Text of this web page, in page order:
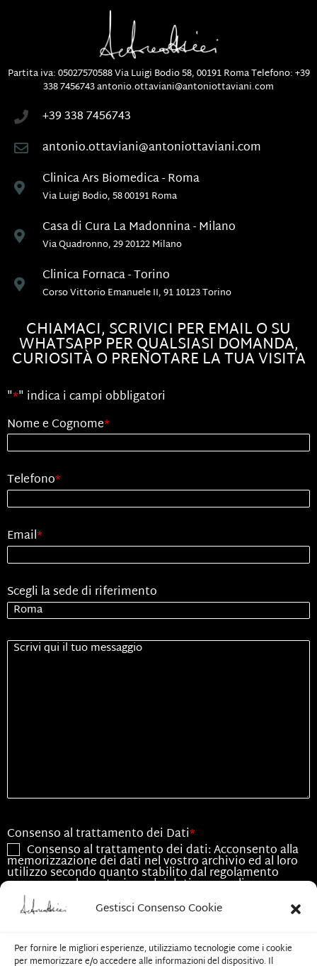
Gestisci Consenso Cookie
Per fornire le migliori esperienze, utilizziamo tecnologie come i cookie
per memorizzare e/o accedere alle informazioni del dispositivo. Il
Partita iva: 05027570588Via Luigi Bodio 58, 00191 RomaTelefono:+39
338 7456743antonio.ottaviani@antoniottaviani.com
+39 338 7456743
antonio.ottaviani@antoniottaviani.com
Clinica Ars Biomedica - Roma
Via Luigi Bodio, 58 00191 Roma
Casa di Cura La Madonnina - Milano
Via Quadronno, 29 20122 Milano
Clinica Fornaca - Torino
Corso Vittorio Emanuele II, 91 10123 Torino
CHIAMACI, SCRIVICI PER EMAIL O SU
WHATSAPP PER QUALSIASI DOMANDA,
CURIOSITÀ O PRENOTARE LA TUA VISITA
"*" indica i campi obbligatori
Nome e Cognome*
Telefono*
Email*
Scegli la sede di riferimento
Senza
Titolo
Consenso al trattamento dei Dati*
Consenso al trattamento dei dati: Acconsento alla
memorizzazione dei dati nel vostro archivio ed al loro
utilizzo secondo quanto stabilito dal regolamento
europeo per la protezione dei dati personali n.
679/2016, GDPR.
Acconsento all'utilizzo dei dati esclusivamente per
le finalità associate alla presente richiesta